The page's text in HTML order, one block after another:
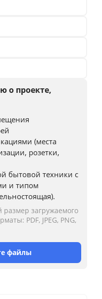
о проекте,
(места
розетки,
бытовой техники с
и типом
загружаемого
PDF, JPEG, PNG,
файлы